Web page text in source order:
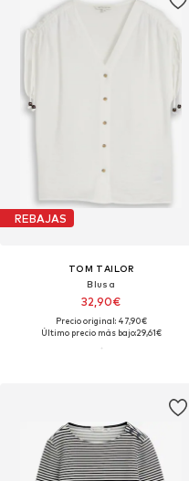
REBAJAS
TOM TAILOR
Blusa
32,90€
Precio original: 47,90€
Último precio más bajo:29,61€